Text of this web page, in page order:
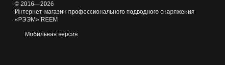
© 2016—2026
Интернет-магазин профессионального подводного снаряжения
«РЭЭМ» REEM
Мобильная версия